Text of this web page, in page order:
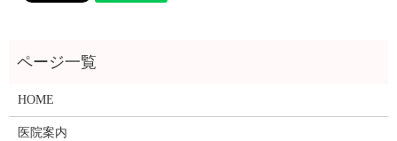
HOME
医院案内